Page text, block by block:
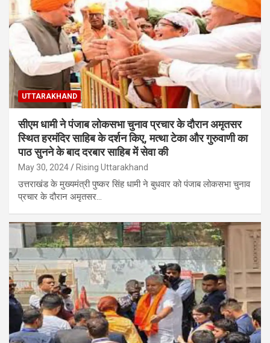
UTTARAKHAND
सीएम धामी ने पंजाब लोकसभा चुनाव प्रचार के दौरान अमृतसर
स्थित हरमंदिर साहिब के दर्शन किए, मत्था टेका और गुरुवाणी का
पाठ सुनने के बाद दरबार साहिब में सेवा की
May 30, 2024 Rising Uttarakhand
उत्तराखंड के मुख्यमंत्री पुष्कर सिंह धामी ने बुधवार को पंजाब लोकसभा चुनाव
प्रचार के दौरान अमृतसर…